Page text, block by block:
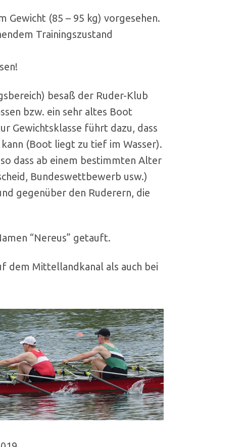
Gewicht (85 – 95 kg) vorgesehen.
Trainingszustand
besaß der Ruder-Klub
bzw. ein sehr altes Boot
Gewichtsklasse führt dazu, dass
(Boot liegt zu tief im Wasser).
dass ab einem bestimmten Alter
Bundeswettbewerb usw.)
gegenüber den Ruderern, die
“Nereus” getauft.
dem Mittellandkanal als auch bei